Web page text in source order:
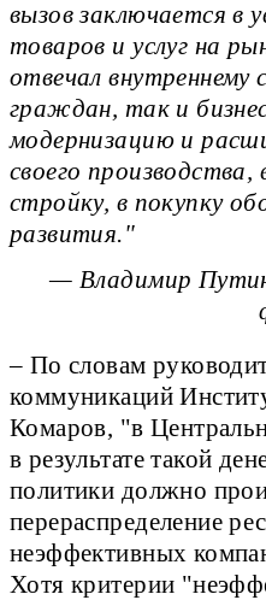
вызов заключается в
товаров и услуг на
отвечал внутреннему
граждан, так и
модернизацию и
своего производства,
стройку, в покупку
развития.
— Владимир
– По словам
коммуникаций
Комаров, "в
в результате такой
политики должно
перераспределение
неэффективных
Хотя критерии